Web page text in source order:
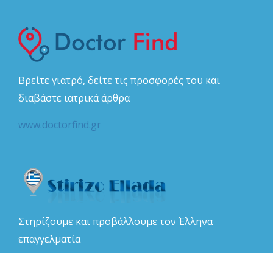
Βρείτε γιατρό, δείτε τις προσφορές του και
διαβάστε ιατρικά άρθρα
www.doctorfind.gr
Στηρίζουμε και προβάλλουμε τον Έλληνα
επαγγελματία